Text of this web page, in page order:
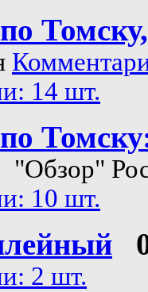
14 шт.
"Обзор"
10 шт.
2 шт.